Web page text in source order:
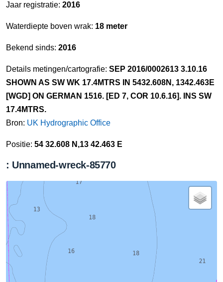
Jaar registratie: 2016
Waterdiepte boven wrak: 18 meter
Bekend sinds: 2016
Details metingen/cartografie: SEP 2016/0002613 3.10.16
SHOWN AS SW WK 17.4MTRS IN 5432.608N, 1342.463E
[WGD] ON GERMAN 1516. [ED 7, COR 10.6.16]. INS SW
17.4MTRS.
Bron: UK Hydrographic Office
Positie: 54 32.608 N,13 42.463 E
: Unnamed-wreck-85770